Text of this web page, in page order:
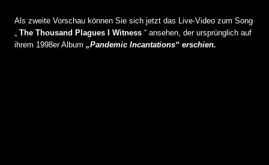
Als zweite Vorschau können Sie sich jetzt das Live-Video zum Song
The Thousand Plagues I Witness “ ansehen, der ursprünglich auf
ihrem 1998er Album „Pandemic Incantations“ erschien.